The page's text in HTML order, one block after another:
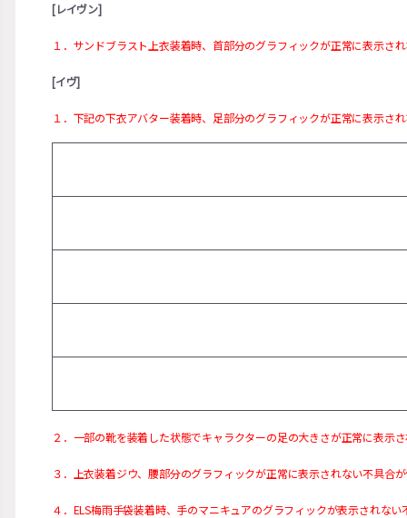
[レイヴン]
１．サンドブラスト上衣装着時、首部分のグラフィックが正常に表示さ
[イヴ]
１．下記の下衣アバター装着時、足部分のグラフィックが正常に表示さ
２．一部の靴を装着した状態でキャラクターの足の大きさが正常に表示
３．上衣装着ジウ、腰部分のグラフィックが正常に表示されない不具合
４．ELS梅雨手袋装着時、手のマニキュアのグラフィックが表示されな